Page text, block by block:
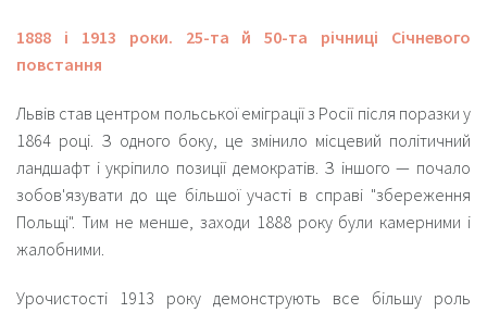
1888 і 1913 роки. 25-та й 50-та річниці Січневого
повстання
Львів став центром польської еміграції з Росії після поразки у
1864 році. З одного боку, це змінило місцевий політичний
ландшафт і укріпило позиції демократів. З іншого — почало
зобов'язувати до ще більшої участі в справі "збереження
Польщі". Тим не менше, заходи 1888 року були камерними і
жалобними.
Урочистості 1913 року демонструють все більшу роль